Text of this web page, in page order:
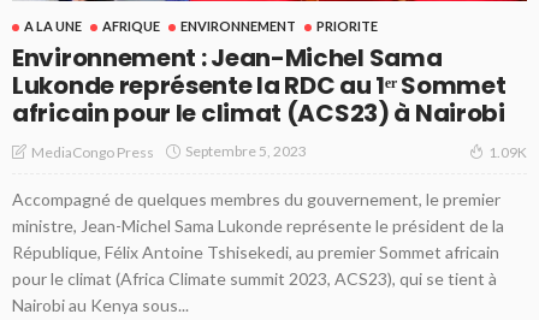
A LA UNE AFRIQUE ENVIRONNEMENT PRIORITE
Environnement : Jean-Michel Sama
Lukonde représente la RDC au 1ᵉʳ Sommet
africain pour le climat (ACS23) à Nairobi
MediaCongo Press Septembre 5, 2023 1.09K
Accompagné de quelques membres du gouvernement, le premier
ministre, Jean-Michel Sama Lukonde représente le président de la
République, Félix Antoine Tshisekedi, au premier Sommet africain
pour le climat (Africa Climate summit 2023, ACS23), qui se tient à
Nairobi au Kenya sous...